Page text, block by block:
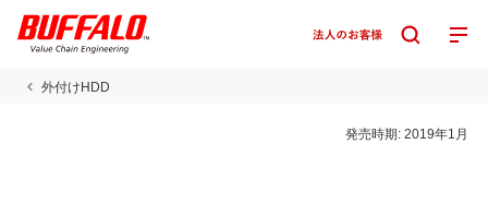
外付けHDD
発売時期:2019年1月